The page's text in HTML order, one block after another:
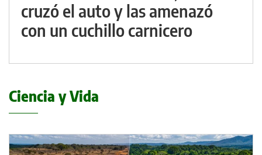
cruzó el auto y las amenazó
con un cuchillo carnicero
Ciencia y Vida